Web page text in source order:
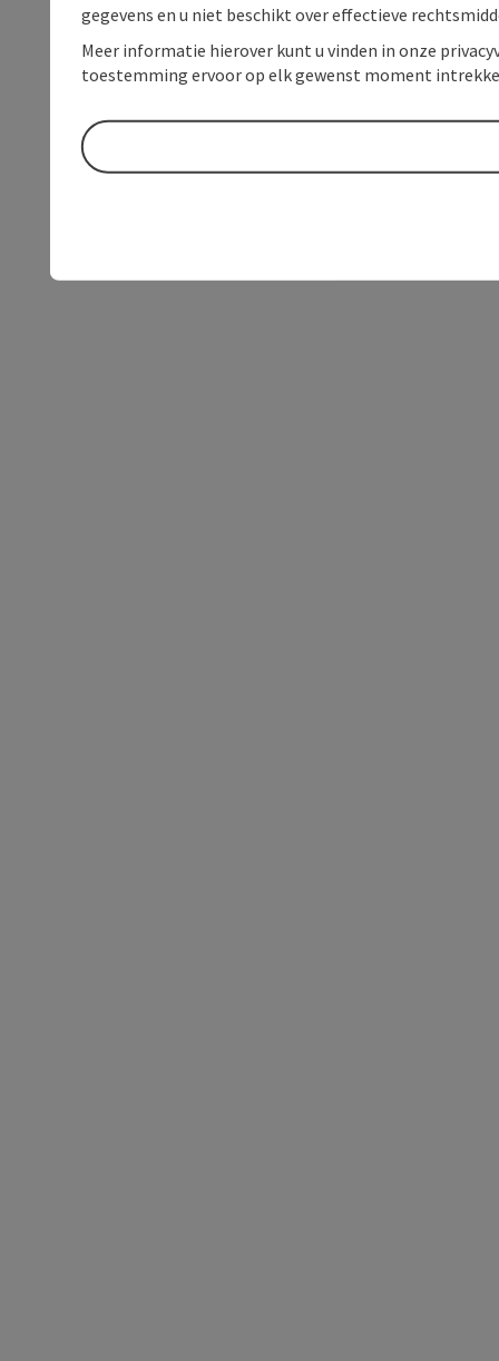
gegevens en u niet beschikt over effectieve
Meer informatie hierover kunt u vinden in onze
toestemming ervoor op elk gewenst moment